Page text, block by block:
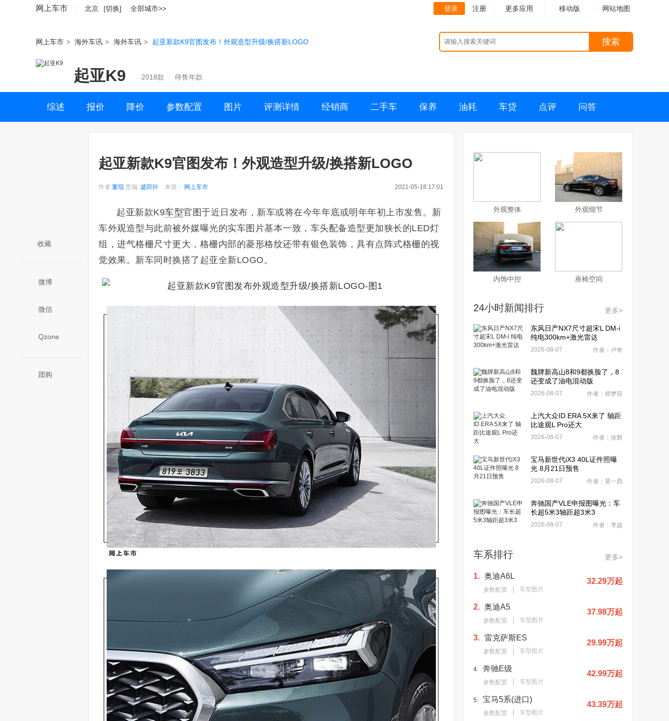
网上车市 北京 [切换] 全部城市>> 登录 注册 更多应用 移动版 网站地图
网上车市 > 海外车讯 > 海外车讯 > 起亚新款K9官图发布！外观造型升级/换搭新LOGO 搜索
起亚K9 2018款 停售年款
综述 报价 降价 参数配置 图片 评测详情 经销商 二手车 保养 油耗 车贷 点评 问答
收藏
微博
微信
Qzone
团购
起亚新款K9官图发布！外观造型升级/换搭新LOGO
作者:董琨 责编: 盛田肸 来源： 网上车市 2021-05-18 17:01
起亚新款K9车型官图于近日发布，新车或将在今年年底或明年年初上市发售。新
车外观造型与此前被外媒曝光的实车图片基本一致，车头配备造型更加狭长的LED灯
组，进气格栅尺寸更大，格栅内部的菱形格纹还带有银色装饰，具有点阵式格栅的视
觉效果。新车同时换搭了起亚全新LOGO。
外观整体 外观细节
内饰中控 座椅空间
24小时新闻排行 更多>
东风日产NX7尺寸超宋L DM-i
纯电300km+激光雷达
2026-08-07 作者：卢奇
魏牌新高山8和9都换脸了，8
还变成了油电混动版
2026-08-07 作者：师梦琼
上汽大众ID.ERA 5X来了 轴距
比途观L Pro还大
2026-08-07 作者：徐辉
宝马新世代iX3 40L证件照曝
光 8月21日预售
2026-08-07 作者：莫一西
奔驰国产VLE申报图曝光：车
长超5米3轴距超3米3
2026-08-07 作者：李超
车系排行 更多>
1. 奥迪A6L
参数配置 车型图片
32.29万起
2. 奥迪A5
参数配置 车型图片
37.98万起
3. 雷克萨斯ES
参数配置 车型图片
29.99万起
4. 奔驰E级
参数配置 车型图片
42.99万起
5. 宝马5系(进口)
参数配置 车型图片
43.39万起